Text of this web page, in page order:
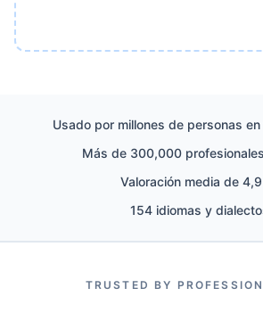
Usado por millones de personas
Más de 300,000
Valoración media de
154 idiomas y
TRUSTED BY